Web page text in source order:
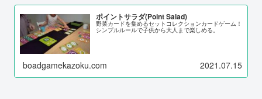
ポイントサラダ(Point Salad)
野菜カードを集めるセットコレクションカードゲーム！
シンプルルールで子供から大人まで楽しめる。
boadgamekazoku.com 2021.07.15